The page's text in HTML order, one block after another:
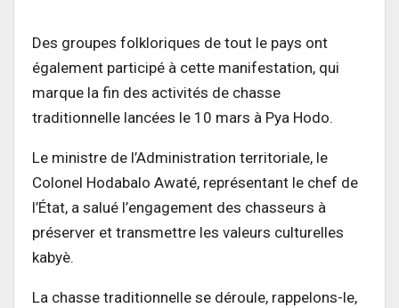
Des groupes folkloriques de tout le pays ont
également participé à cette manifestation, qui
marque la fin des activités de chasse
traditionnelle lancées le 10 mars à Pya Hodo.
Le ministre de l’Administration territoriale, le
Colonel Hodabalo Awaté, représentant le chef de
l’État, a salué l’engagement des chasseurs à
préserver et transmettre les valeurs culturelles
kabyè.
La chasse traditionnelle se déroule, rappelons-le,